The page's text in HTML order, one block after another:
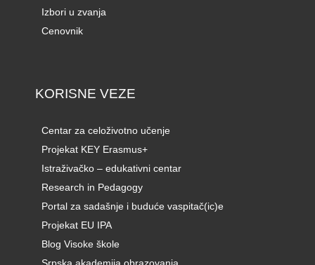
Izbori u zvanja
Cenovnik
KORISNE VEZE
Centar za celoživotno učenje
Projekat KEY Erasmus+
Istraživačko – edukativni centar
Research in Pedagogy
Portal za sadašnje i buduće vaspitač(ic)e
Projekat EU IPA
Blog Visoke škole